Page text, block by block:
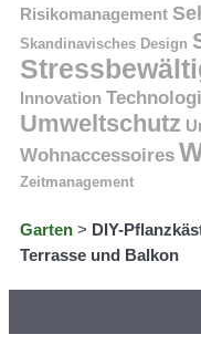
Risikomanagement
Skandinavisches Design
Innovation
Umweltschutz
Wohnaccessoires
Zeitmanagement
Garten > DIY-
Terrasse und Balkon